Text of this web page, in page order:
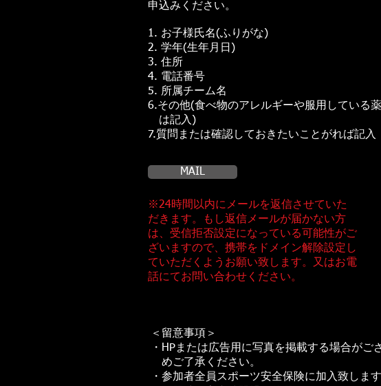
申込みください。
1. お子様氏名(ふりがな)
2. 学年(生年月日)
3. 住所
4. 電話番号
5. 所属チーム名
6.その他(食べ物のアレルギーや服用している
は記入)
​7.質問または確認しておきたいことがれば記入
MAIL
※24時間以内にメールを返信させていた
だきます。もし返信メールが届かない方
は、受信拒否設定になっている可能性がご
ざいますので、携帯をドメイン解除設定し
ていただくようお願い致します。又はお電
話にてお問い合わせください。
＜留意事項＞
・HPまたは広告用に写真を掲載する場合がご
めご了承ください。
・参加者全員スポーツ安全保険に加入致します